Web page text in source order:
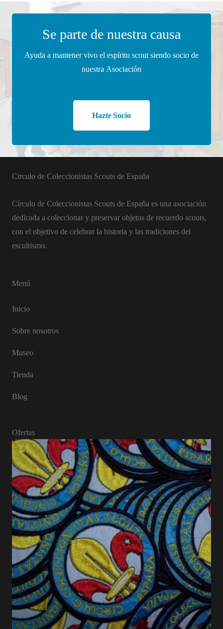
Se parte de nuestra causa
Ayuda a mantener vivo el espíritu scout siendo socio de
nuestra Asociación
Hazte Socio
Circulo de Coleccionistas Scouts de España
Círculo de Coleccionistas Scouts de España es una asociación
dedicada a coleccionar y preservar objetos de recuerdo scouts,
con el objetivo de celebrar la historia y las tradiciones del
escultismo.
Menú
Inicio
Sobre nosotros
Museo
Tienda
Blog
Ofertas